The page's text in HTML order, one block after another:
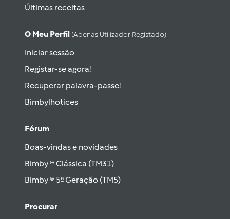
Últimas receitas
O Meu Perfil (apenas Utilizador Registado)
Iniciar sessão
Registar-se agora!
Recuperar palavra-passe!
Bimbylhotices
Fórum
Boas-vindas e novidades
Bimby ® Clássica (TM31)
Bimby ® 5ª Geração (TM5)
Procurar